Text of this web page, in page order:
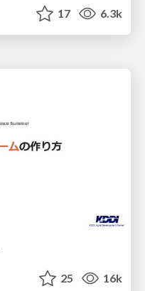
17 6.3k
25 16k